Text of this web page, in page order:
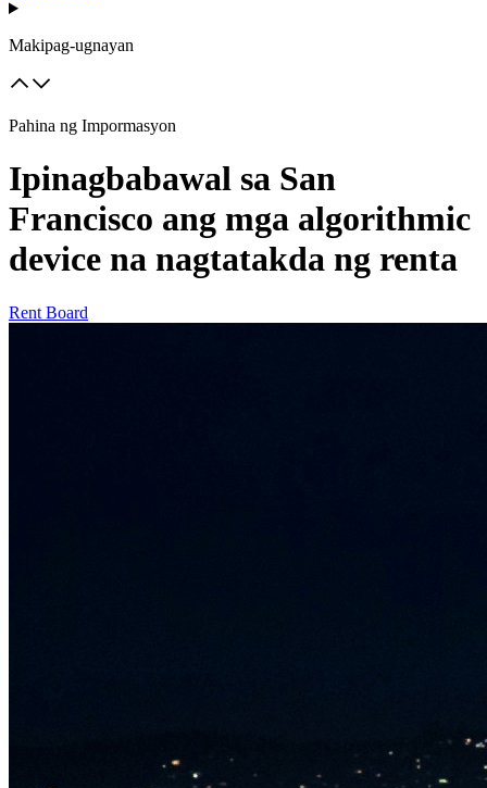
Makipag-ugnayan
Pahina ng Impormasyon
Ipinagbabawal sa San
Francisco ang mga algorithmic
device na nagtatakda ng renta
Rent Board